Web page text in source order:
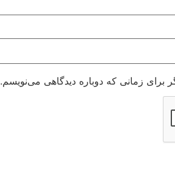
برای زمانی که دوباره دیدگاهی می‌نویسم.